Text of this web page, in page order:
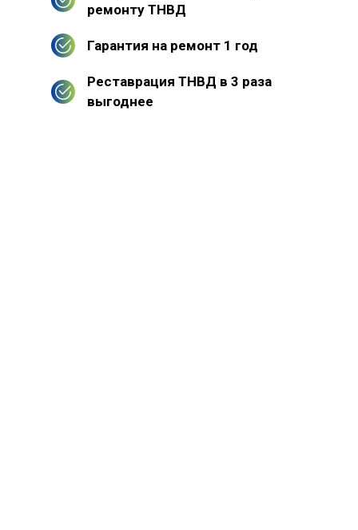
ремонту ТНВД
Гарантия на ремонт 1 год
Реставрация ТНВД в 3 раза
выгоднее